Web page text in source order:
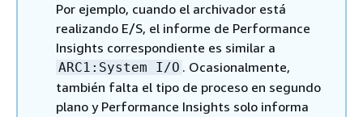
Por ejemplo, cuando el archivador está
realizando E/S, el informe de Performance
Insights correspondiente es similar a
ARC1:System I/O . Ocasionalmente,
también falta el tipo de proceso en segundo
plano y Performance Insights solo informa